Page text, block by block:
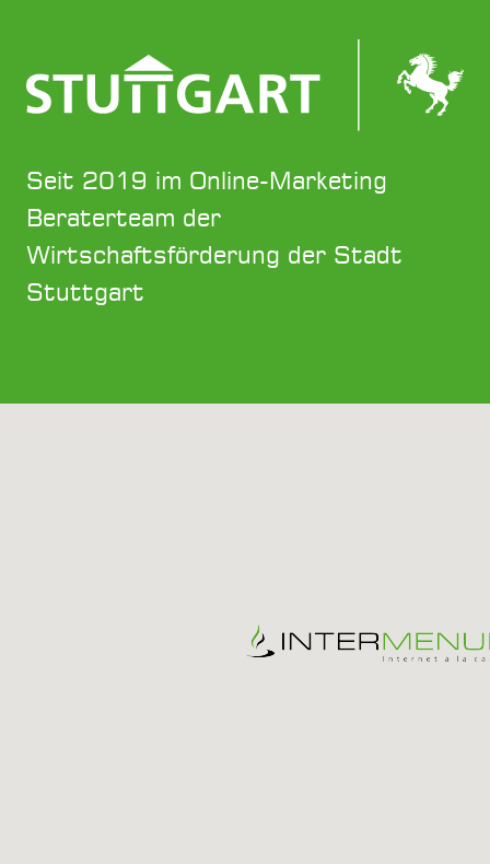
Seit 2019 im Online-Marketing
Beraterteam der
Wirtschaftsförderung der Stadt
Stuttgart